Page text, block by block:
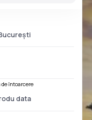
de întoarcere